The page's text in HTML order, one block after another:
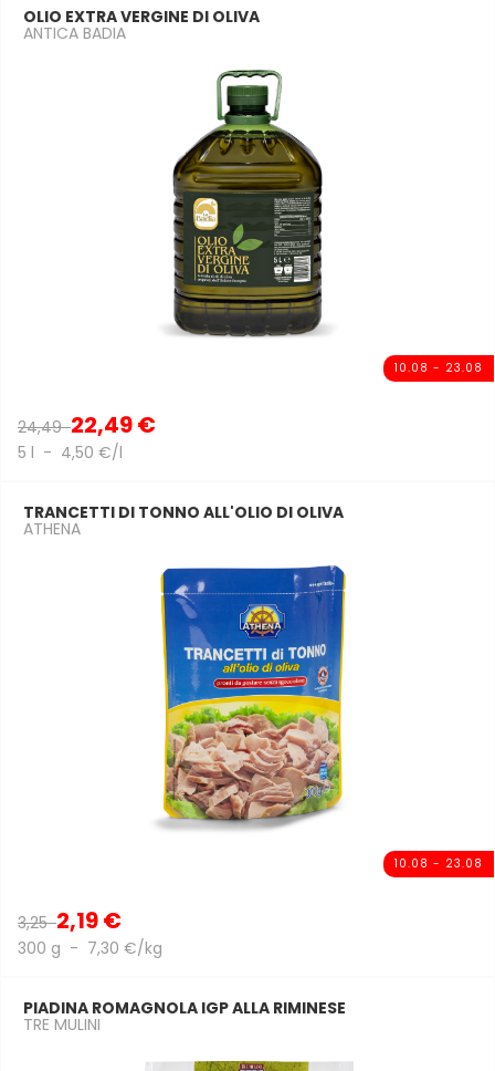
10.08 - 23.08
OLIO EXTRA VERGINE DI OLIVA
ANTICA BADIA
24,4922,49 €
5 l - 4,50 €/l
10.08 - 23.08
TRANCETTI DI TONNO ALL'OLIO DI OLIVA
ATHENA
3,252,19 €
300 g - 7,30 €/kg
PIADINA ROMAGNOLA IGP ALLA RIMINESE
TRE MULINI